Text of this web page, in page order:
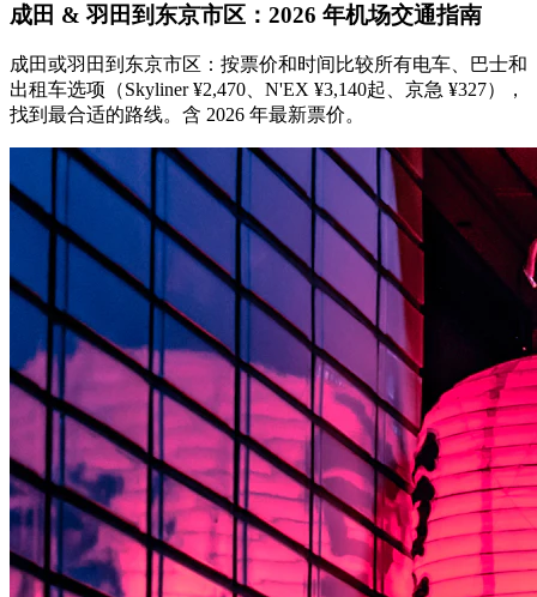
成田 & 羽田到东京市区：2026 年机场交通指南
成田或羽田到东京市区：按票价和时间比较所有电车、巴士和
出租车选项（Skyliner ¥2,470、N'EX ¥3,140起、京急 ¥327），
找到最合适的路线。含 2026 年最新票价。